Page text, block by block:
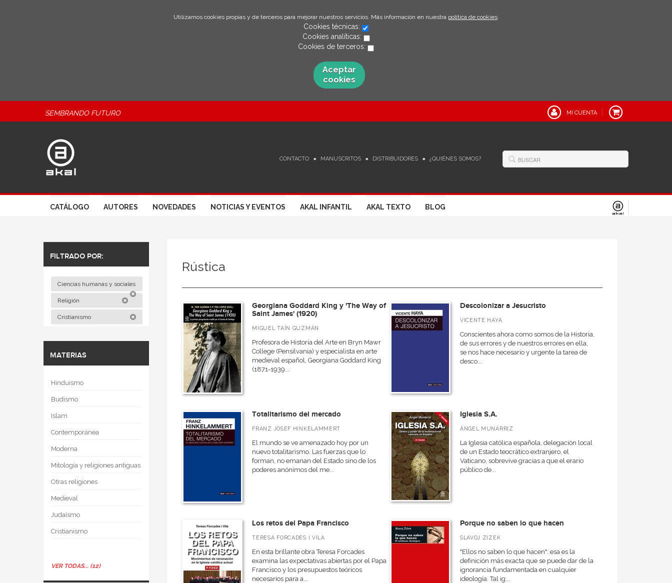
Utilizamos cookies propias y de terceros para mejorar nuestros servicios. Más información en nuestra política de cookies.
Cookies técnicas:
Cookies analíticas:
Cookies de terceros:
Aceptar
cookies
SEMBRANDO FUTURO MI CUENTA
CONTACTO MANUSCRITOS DISTRIBUIDORES ¿QUIÉNES SOMOS?
CATÁLOGO AUTORES NOVEDADES NOTICIAS Y EVENTOS AKAL INFANTIL AKAL TEXTO BLOG
FILTRADO POR:
Ciencias humanas y sociales
Religión
Cristianismo
MATERIAS
Hinduismo
Budismo
Islam
Contemporánea
Moderna
Mitología y religiones antiguas
Otras religiones
Medieval
Judaísmo
Cristianismo
VER TODAS... (12)
Rústica
Georgiana Goddard King y 'The Way of
Saint James' (1920)
MIGUEL TAÍN GUZMÁN
Profesora de Historia del Arte en Bryn Mawr
College (Pensilvania) y especialista en arte
medieval español, Georgiana Goddard King
(1871-1939...
Descolonizar a Jesucristo
VICENTE HAYA
Conscientes ahora como somos de la Historia,
de sus errores y de nuestros errores en ella,
se nos hace necesario y urgente la tarea de
desco...
Totalitarismo del mercado
FRANZ JOSEF HINKELAMMERT
El mundo se ve amenazado hoy por un
nuevo totalitarismo. Las fuerzas que lo
forman, no emanan del Estado sino de los
poderes anónimos del me...
Iglesia S.A.
ÁNGEL MUNÁRRIZ
La Iglesia católica española, delegación local
de un Estado teocrático extranjero, el
Vaticano, sobrevive gracias a que el erario
público de...
Los retos del Papa Francisco
TERESA FORCADES I VILA
En esta brillante obra Teresa Forcades
examina las expectativas abiertas por el Papa
Francisco y los presupuestos teóricos
necesarios para a...
Porque no saben lo que hacen
SLAVOJ ZIZEK
"Ellos no saben lo que hacen": esa es la
definición más exacta que se puede dar de la
ignorancia fundamentada en cualquier
ideología. Tal ig...